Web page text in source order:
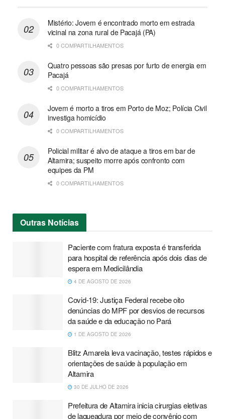
Mistério: Jovem é encontrado morto em estrada
vicinal na zona rural de Pacajá (PA)
0 COMPARTILHAMENTOS
Quatro pessoas são presas por furto de energia em
Pacajá
0 COMPARTILHAMENTOS
Jovem é morto a tiros em Porto de Moz; Polícia Civil
investiga homicídio
0 COMPARTILHAMENTOS
Policial militar é alvo de ataque a tiros em bar de
Altamira; suspeito morre após confronto com
equipes da PM
0 COMPARTILHAMENTOS
Outras Notícias
Paciente com fratura exposta é transferida
para hospital de referência após dois dias de
espera em Medicilândia
4 DE AGOSTO DE 2026
Covid-19: Justiça Federal recebe oito
denúncias do MPF por desvios de recursos
da saúde e da educação no Pará
1 DE AGOSTO DE 2026
Blitz Amarela leva vacinação, testes rápidos e
orientações de saúde à população em
Altamira
30 DE JULHO DE 2026
Prefeitura de Altamira inicia cirurgias eletivas
de laqueadura por meio de convênio com